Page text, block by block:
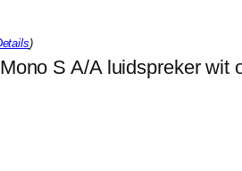
)
S A/A luidspreker wit